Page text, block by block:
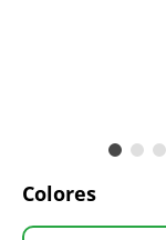
Colores